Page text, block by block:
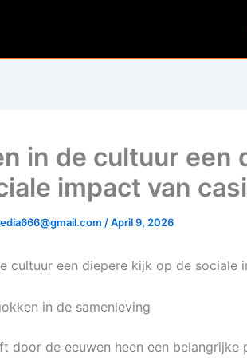
in de cultuur een
impact van
/April 9, 2026
cultuur een diepere kijk op de sociale
in de samenleving
door de eeuwen heen een belangrijke